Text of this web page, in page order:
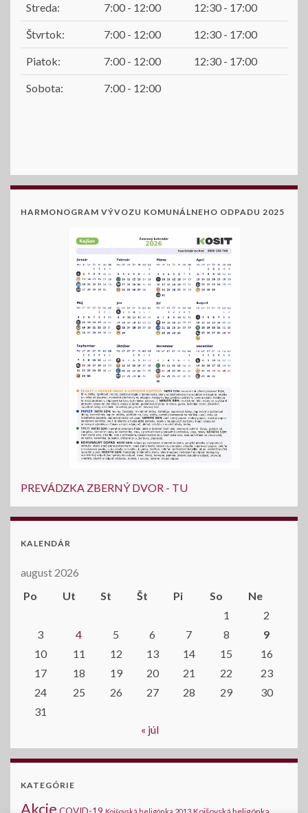
Streda: 7:00 - 12:00 12:30 - 17:00
Štvrtok: 7:00 - 12:00 12:30 - 17:00
Piatok: 7:00 - 12:00 12:30 - 17:00
Sobota: 7:00 - 12:00
HARMONOGRAM VÝVOZU KOMUNÁLNEHO ODPADU 2025
PREVÁDZKA ZBERNÝ DVOR - TU
KALENDÁR
august 2026
Po
Ut St Št Pi So
Ne
1
2
3
4 5 6 7 8
9
10
11 12 13 14 15
16
17
18 19 20 21 22
23
24
25 26 27 28 29
30
31
« júl
KATEGÓRIE
Akcie